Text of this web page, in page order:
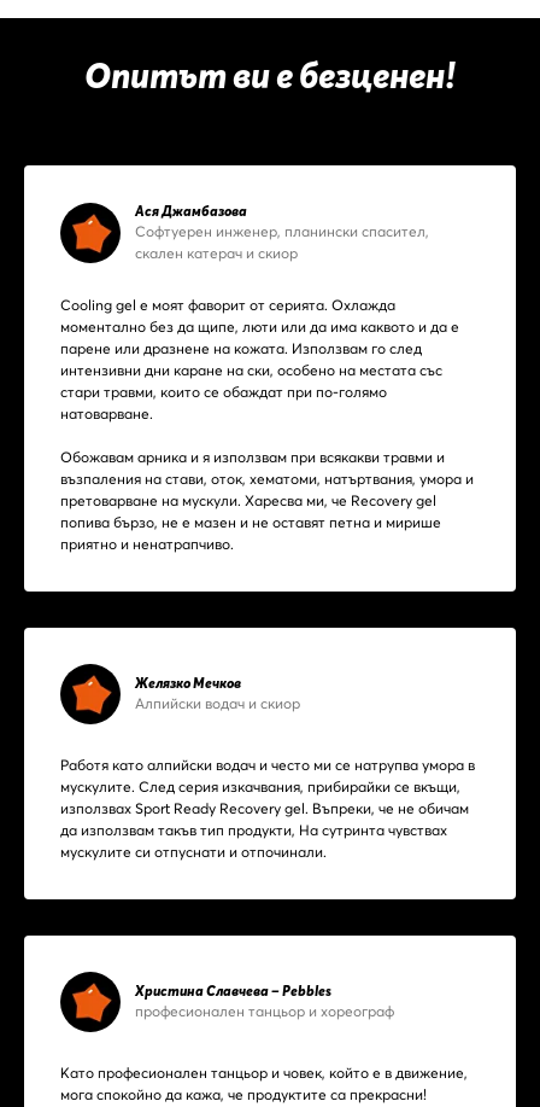
Опитът ви е безценен!
Ася Джамбазова
Софтуерен инжeнер, планински спасител,
скален катерач и скиор
Cooling gel е моят фаворит от серията. Охлажда
моментално без да щипе, люти или да има каквото и да е
парене или дразнене на кожата. Използвам го след
интензивни дни каране на ски, особено на местата със
стари травми, които се обаждат при по-голямо
натоварване.
Обожавам арника и я използвам при всякакви травми и
възпаления на стави, оток, хематоми, натъртвания, умора и
претоварване на мускули. Харесва ми, че Recovery gel
попива бързо, не е мазен и не оставят петна и мирише
приятно и ненатрапчиво.
Желязко Мечков
Алпийски водач и скиор
Работя като алпийски водач и често ми се натрупва умора в
мускулите. След серия изкачвания, прибирайки се вкъщи,
използвах Sport Ready Recovery gel. Въпреки, че не обичам
да използвам такъв тип продукти, На сутринта чувствах
мускулите си отпуснати и отпочинали.
Христина Славчева – Pebbles
професионален танцьор и хореограф
Като професионален танцьор и човек, който е в движение,
мога спокойно да кажа, че продуктите са прекрасни!